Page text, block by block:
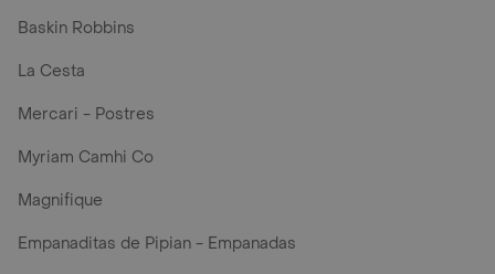
Baskin Robbins
La Cesta
Mercari - Postres
Myriam Camhi Co
Magnifique
Empanaditas de Pipian - Empanadas